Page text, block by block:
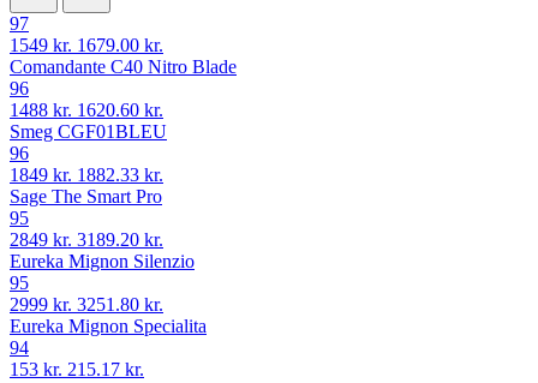
97
1549 kr. 1679.00 kr.
Comandante C40 Nitro Blade
96
1488 kr. 1620.60 kr.
Smeg CGF01BLEU
96
1849 kr. 1882.33 kr.
Sage The Smart Pro
95
2849 kr. 3189.20 kr.
Eureka Mignon Silenzio
95
2999 kr. 3251.80 kr.
Eureka Mignon Specialita
94
153 kr. 215.17 kr.